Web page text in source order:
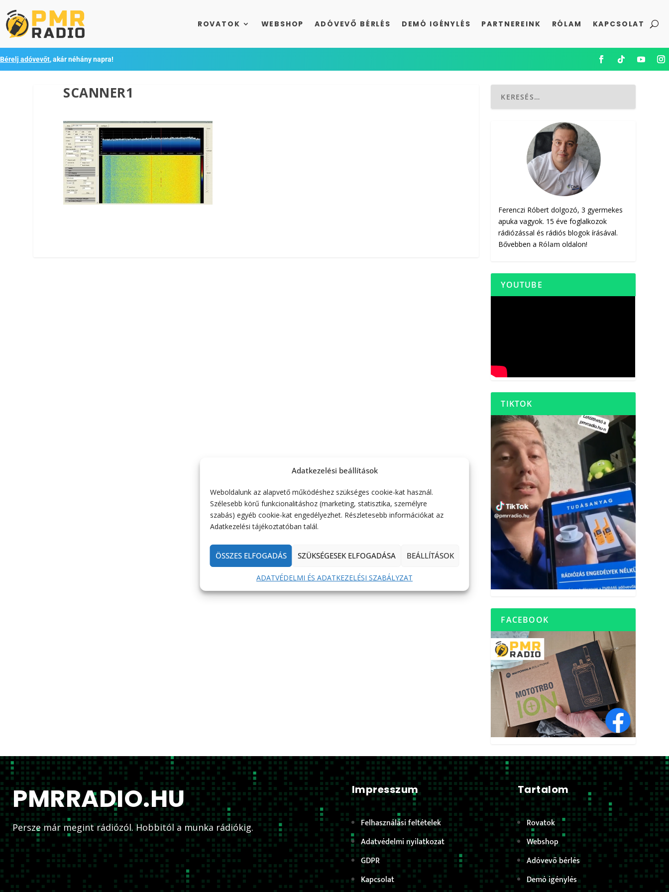
Adatkezelési beállítások
Weboldalunk az alapvető működéshez szükséges cookie-kat használ.
Szélesebb körű funkcionalitáshoz (marketing, statisztika, személyre
szabás) egyéb cookie-kat engedélyezhet. Részletesebb információkat az
Adatkezelési tájékoztatóban talál.
ÖSSZES ELFOGADÁS SZÜKSÉGESEK ELFOGADÁSA BEÁLLÍTÁSOK
ADATVÉDELMI ÉS ADATKEZELÉSI SZABÁLYZAT
ROVATOK WEBSHOP ADÓVEVŐ BÉRLÉS DEMÓ IGÉNYLÉS PARTNEREINK RÓLAM KAPCSOLAT
Bérelj adóvevőt, akár néhány napra!
SCANNER1
Ferenczi Róbert dolgozó, 3 gyermekes
apuka vagyok. 15 éve foglalkozok
rádiózással és rádiós blogok írásával.
Bővebben a Rólam oldalon!
YOUTUBE
TIKTOK
FACEBOOK
PMRRADIO.HU
Persze már megint rádiózól. Hobbitól a munka rádiókig.
Impresszum
Felhasználási feltételek
Adatvédelmi nyilatkozat
GDPR
Kapcsolat
Tartalom
Rovatok
Webshop
Adóvevő bérlés
Demó igénylés